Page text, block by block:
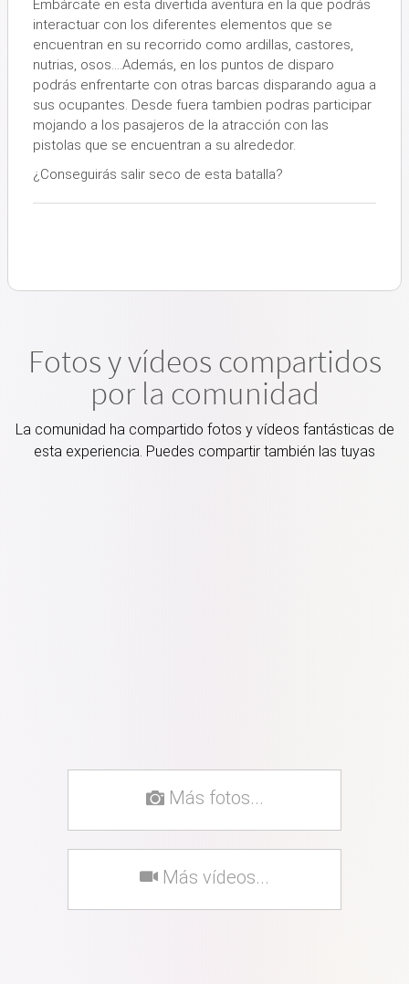
Embárcate en esta divertida aventura en la que podrás
interactuar con los diferentes elementos que se
encuentran en su recorrido como ardillas, castores,
nutrias, osos….Además, en los puntos de disparo
podrás enfrentarte con otras barcas disparando agua a
sus ocupantes. Desde fuera tambien podras participar
mojando a los pasajeros de la atracción con las
pistolas que se encuentran a su alrededor.
¿Conseguirás salir seco de esta batalla?
Fotos y vídeos compartidos
por la comunidad
La comunidad ha compartido fotos y vídeos fantásticas de
esta experiencia. Puedes compartir también las tuyas
Más fotos...
Más vídeos...